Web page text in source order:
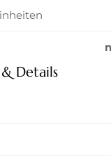
Details